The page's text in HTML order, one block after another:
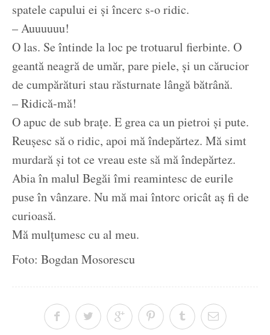
spatele capului ei și încerc s-o ridic.
– Auuuuuu!
O las. Se întinde la loc pe trotuarul fierbinte. O
geantă neagră de umăr, pare piele, și un cărucior
de cumpărături stau răsturnate lângă bătrână.
– Ridică-mă!
O apuc de sub brațe. E grea ca un pietroi și pute.
Reușesc să o ridic, apoi mă îndepărtez. Mă simt
murdară și tot ce vreau este să mă îndepărtez.
Abia în malul Begăi îmi reamintesc de eurile
puse în vânzare. Nu mă mai întorc oricât aș fi de
curioasă.
Mă mulțumesc cu al meu.
Foto: Bogdan Mosorescu